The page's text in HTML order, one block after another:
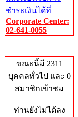
ชำระเงินได้ที่
Corporate Center:
02-641-0055
ขณะนี้มี 2311
บุคคลทั่วไป และ 0
สมาชิกเข้าชม
ท่านยังไม่ได้ลง